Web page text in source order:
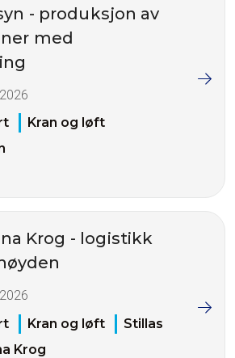
- produksjon av
med
Kran og løft
Krog - logistikk
Kran og løft
Stillas
Krog